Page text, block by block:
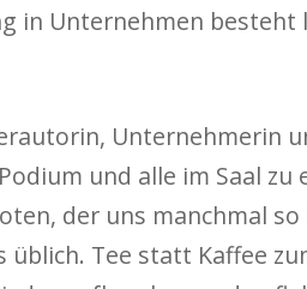
in Unternehmen besteht
Unternehmerin
und alle im Saal zu
der uns manchmal
üblich. Tee statt Kaffee